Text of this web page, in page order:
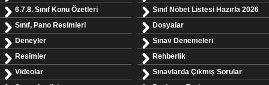
6.7.8. Sınıf Konu Özetleri
Sınıf, Pano Resimleri
Deneyler
Resimler
Videolar
Sınıf Nöbet Listesi Hazırla 2026
Dosyalar
Sınav Denemeleri
Rehberlik
Sınavlarda Çıkmış Sorular